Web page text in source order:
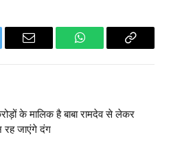
Email WhatsAppCopy
के मालिक है बाबा रामदेव से लेकर
रह जाएंगे दंग